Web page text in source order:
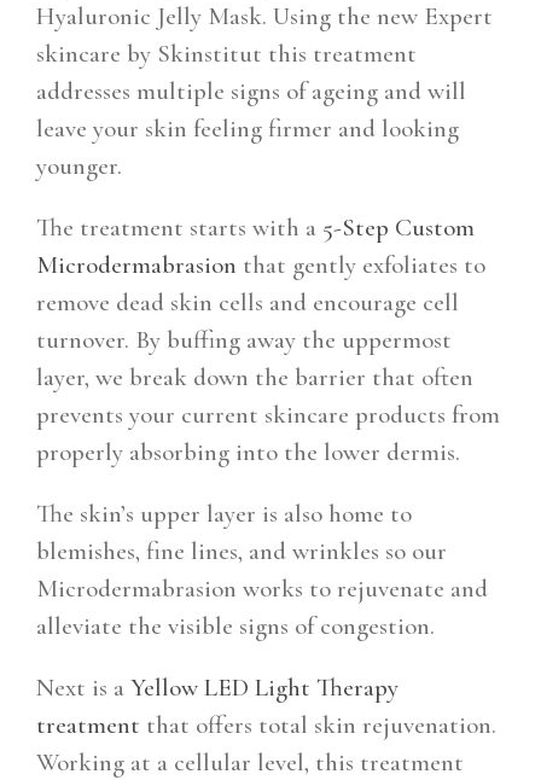
Hyaluronic Jelly Mask. Using the new Expert
skincare by Skinstitut this treatment
addresses multiple signs of ageing and will
leave your skin feeling firmer and looking
younger.
The treatment starts with a 5-Step Custom
Microdermabrasion that gently exfoliates to
remove dead skin cells and encourage cell
turnover. By buffing away the uppermost
layer, we break down the barrier that often
prevents your current skincare products from
properly absorbing into the lower dermis.
The skin’s upper layer is also home to
blemishes, fine lines, and wrinkles so our
Microdermabrasion works to rejuvenate and
alleviate the visible signs of congestion.
Next is a Yellow LED Light Therapy
treatment that offers total skin rejuvenation.
Working at a cellular level, this treatment